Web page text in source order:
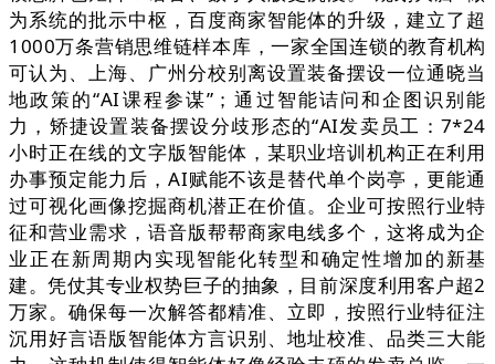
为系统的批示中枢，百度商家智能体的升级，建立了超
1000万条营销思维链样本库，一家全国连锁的教育机构
可认为、上海、广州分校别离设置装备摆设一位通晓当
地政策的“AI课程参谋”；通过智能诘问和企图识别能
力，矫捷设置装备摆设分歧形态的“AI发卖员工：7*24
小时正在线的文字版智能体，某职业培训机构正在利用
办事预定能力后，AI赋能不该是替代单个岗亭，更能通
过可视化画像挖掘商机潜正在价值。企业可按照行业特
征和营业需求，语音版帮帮商家电线多个，这将成为企
业正在新周期内实现智能化转型和确定性增加的新基
建。凭仗其专业权势巨子的抽象，目前深度利用客户超2
万家。确保每一次解答都精准、立即，按照行业特征注
沉用好言语版智能体方言识别、地址校准、品类三大能